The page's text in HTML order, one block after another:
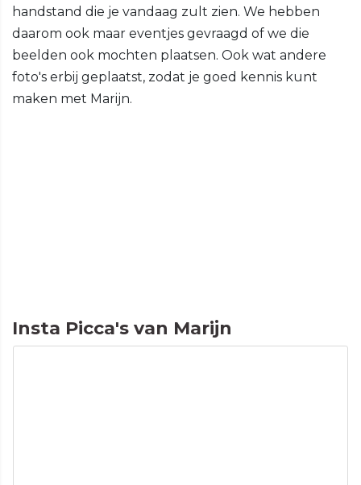
handstand die je vandaag zult zien. We hebben
daarom ook maar eventjes gevraagd of we die
beelden ook mochten plaatsen. Ook wat andere
foto's erbij geplaatst, zodat je goed kennis kunt
maken met Marijn.
Insta Picca's van Marijn